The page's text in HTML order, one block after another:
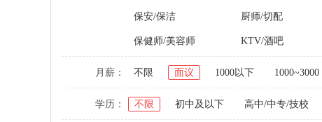
保安/保洁 厨师/切配
保健师/美容师 KTV/酒吧
月薪： 不限 面议 1000以下 1000~3000
学历： 不限 初中及以下 高中/中专/技校